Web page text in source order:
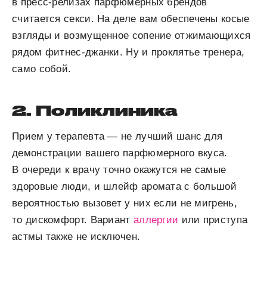
считается секси. На деле вам обеспечены косые
взгляды и возмущенное сопение отжимающихся
рядом фитнес-джанки. Ну и проклятье тренера,
само собой.
2. Поликлиника
Прием у терапевта — не лучший шанс для
демонстрации вашего парфюмерного вкуса.
В очереди к врачу точно окажутся не самые
здоровые люди, и шлейф аромата с большой
вероятностью вызовет у них если не мигрень,
то дискомфорт. Вариант аллергии или приступа
астмы также не исключен.